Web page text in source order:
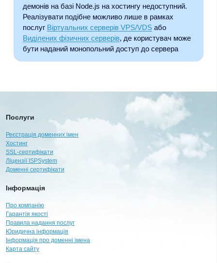
демонів на базі Node.js на хостингу недоступний.
Реалізувати подібне можливо лише в рамках
послуг Віртуальних серверів VPS/VDSабо
Виділених фізичних серверів, де користувач може
бути наданий монопольний доступ до сервера
Послуги
Реєстрація доменних імен
Хостинг
SSL-сертифікати
Ліцензії ISPSystem
Доменні сертифікати
Інформація
Про компанію
Гарантія якості
Правила надання послуг
Юридична інформація
Інформація про доменні імена
Карта сайту